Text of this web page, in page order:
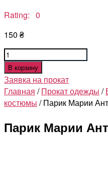
Rating: 0
150 ₴
Количество
товара
Парик
Марии
Антуанетты
В корзину
Заявка на прокат
Главная /Прокат одежды /
костюмы / Парик Марии
Парик Марии